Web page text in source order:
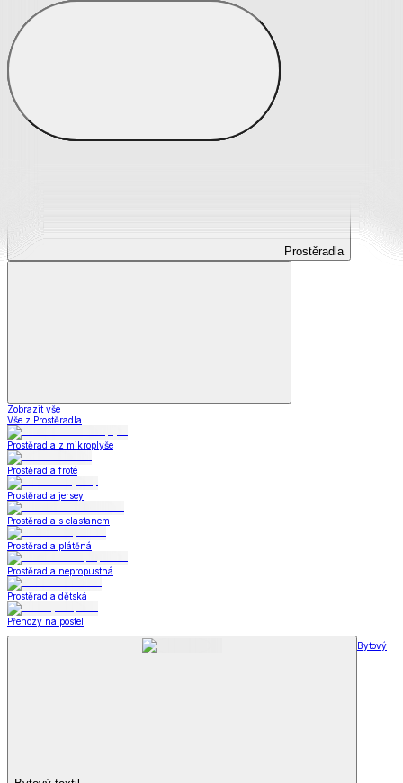
Prostěradla
Prostěradla
Zobrazit vše
Vše z Prostěradla
Prostěradla z mikroplyše
Prostěradla froté
Prostěradla jersey
Prostěradla s elastanem
Prostěradla plátěná
Prostěradla nepropustná
Prostěradla dětská
Přehozy na postel
Bytový